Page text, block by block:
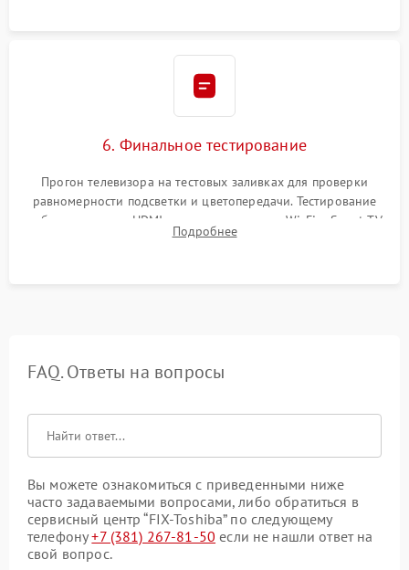
6. Финальное тестирование
Прогон телевизора на тестовых заливках для проверки
равномерности подсветки и цветопередачи. Тестирование
работы разъемов HDMI, динамиков, модуля Wi-Fi и Smart TV
в рабочем режиме в течение нескольких часов.
Подробнее
FAQ. Ответы на вопросы
Вы можете ознакомиться с приведенными ниже
часто задаваемыми вопросами, либо обратиться в
сервисный центр “FIX-Toshiba” по следующему
телефону+7 (381) 267-81-50 если не нашли ответ на
свой вопрос.